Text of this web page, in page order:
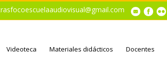
Videoteca Materiales didácticos Docentes